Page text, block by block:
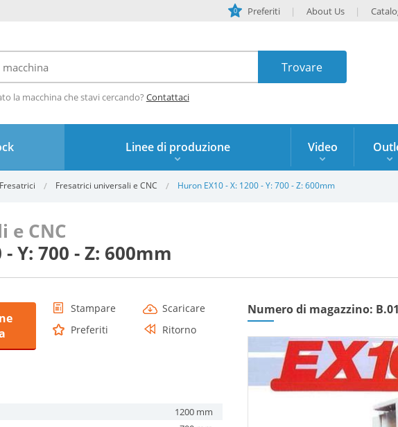
0 Preferiti About Us
la macchina che stavi cercando? Contattaci
Linee di produzione Video
Fresatrici Fresatrici universali e CNC Huron EX10 - X: 1200 - Y: 700 - Z: 600mm
e CNC
Y: 700 - Z: 600mm
Stampare
Scaricare
Preferiti
Ritorno
1200 mm
Numero di magazzino: